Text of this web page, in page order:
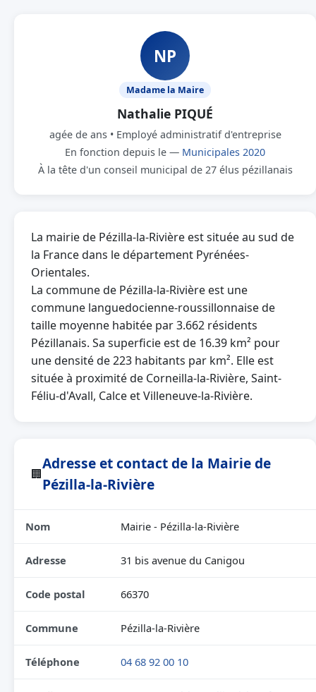
NP
Madame la Maire
Nathalie PIQUÉ
agée de ans • Employé administratif d'entreprise
En fonction depuis le — Municipales 2020
À la tête d'un conseil municipal de 27 élus pézillanais
La mairie de Pézilla-la-Rivière est située au sud de
la France dans le département Pyrénées-
Orientales.
La commune de Pézilla-la-Rivière est une
commune languedocienne-roussillonnaise de
taille moyenne habitée par 3.662 résidents
Pézillanais. Sa superficie est de 16.39 km² pour
une densité de 223 habitants par km². Elle est
située à proximité de Corneilla-la-Rivière, Saint-
Féliu-d'Avall, Calce et Villeneuve-la-Rivière.
🏢
Adresse et contact de la Mairie de
Pézilla-la-Rivière
Nom Mairie - Pézilla-la-Rivière
Adresse 31 bis avenue du Canigou
Code postal 66370
Commune Pézilla-la-Rivière
Téléphone 04 68 92 00 10